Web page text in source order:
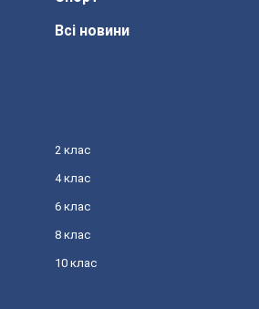
Всі новини
2 клас
4 клас
6 клас
8 клас
10 клас